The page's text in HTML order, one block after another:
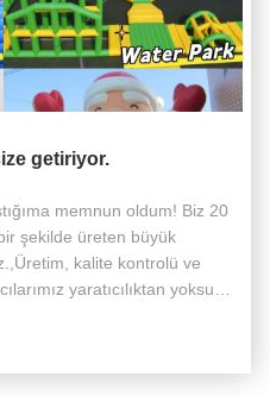
getiriyor.
memnun oldum! Biz 20
şekilde üreten büyük
kalite kontrolü ve
yaratıcılıktan yoksun.